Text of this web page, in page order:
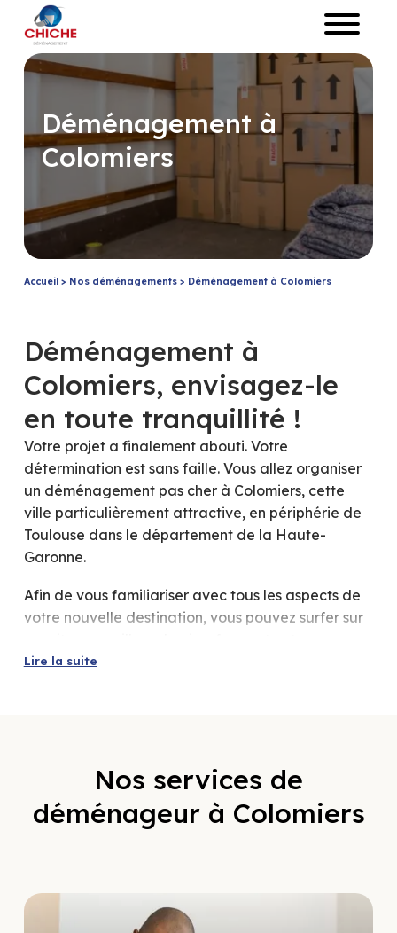
Déménagement à
Colomiers
Accueil> Nos déménagements> Déménagement à Colomiers
Déménagement à
Colomiers, envisagez-le
en toute tranquillité !
Votre projet a finalement abouti. Votre
détermination est sans faille. Vous allez organiser
un déménagement pas cher à Colomiers, cette
ville particulièrement attractive, en périphérie de
Toulouse dans le département de la Haute-
Garonne.
Afin de vous familiariser avec tous les aspects de
votre nouvelle destination, vous pouvez surfer sur
changement d’adresse. Vous y trouverez des
40 000 habitants.
Lire la suite
Nos services de
déménageur à Colomiers